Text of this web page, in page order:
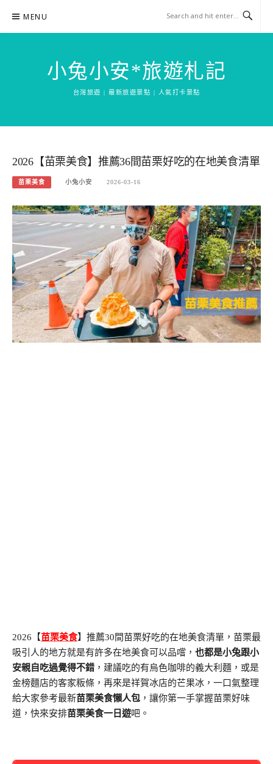
content
MENU
小兔小安*旅遊札記
台灣旅遊 | 最新旅遊景點 | 人氣打卡景點
2026【苗栗美食】推薦36間苗栗好吃的在地美食清單
苗栗美食 小兔小安 2026-03-16
2026【苗栗美食】推薦30間苗栗好吃的在地美食清單，苗栗最
吸引人的地方就是有許多在地美食可以品嚐， 也都是小兔跟小
安親自吃過覺得不錯 ，建議吃的有烏色咖啡的義大利麵，或是
金榜麵店的客家粄條，再來是祥賀冰店的芒果冰，一口氣整理
給大家參考最新苗栗美食懶人包 ，讓你第一手掌握苗栗好味
道，快來安排苗栗美食一日遊吧。